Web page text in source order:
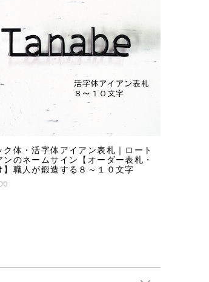
ク体・活字体アイアン表札｜ロート
ンのネームサイン【オーダー表札・
】職人が鍛造する８～１０文字